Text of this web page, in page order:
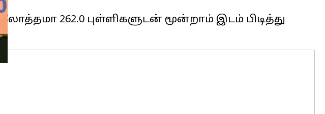
262.0 புள்ளிகளுடன் மூன்றாம் இடம் பிடித்து